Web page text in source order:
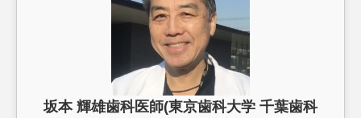
坂本 輝雄歯科医師(東京歯科大学 千葉歯科